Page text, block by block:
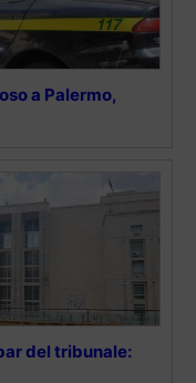
a Palermo,
del tribunale: